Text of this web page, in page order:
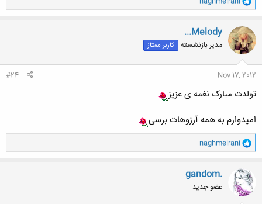
ا
ک
ن
ش
ه
ا
...Melody
مدیر بازنشسته کاربر ممتاز
Nov 17, 2012
#24
تولدت مبارک نغمه ی عزیز
امیدوارم به همه آرزوهات برسی
و
ا
ک
ن
ش
ه
ا
naghmeirani
gandom.
عضو جدید